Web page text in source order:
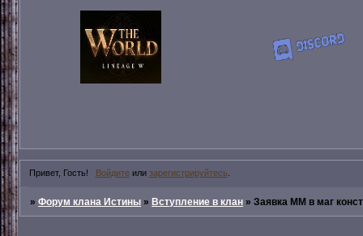
Привет, Гость! Войдитеили зарегистрируйтесь
»Форум клана Истины »Вступление в клан »Заявка ММ в маг